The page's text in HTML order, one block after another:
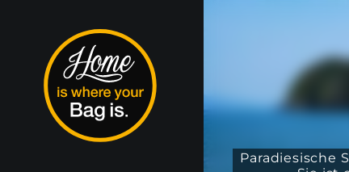
Paradiesische